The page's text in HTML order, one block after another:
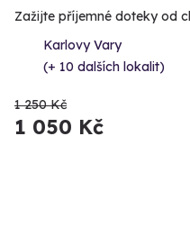
Zažijte příjemné doteky od
Karlovy Vary
(+ 10 dalších lokalit)
1 250 Kč
1 050 Kč